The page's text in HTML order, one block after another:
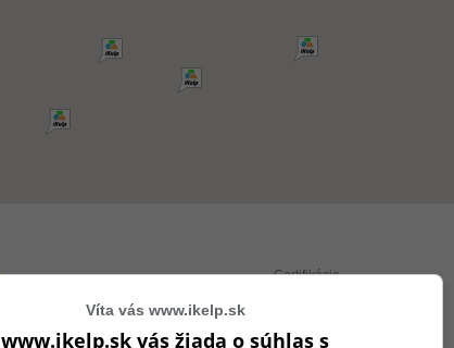
Certifikácie
Víta vás www.ikelp.sk
www.ikelp.sk vás žiada o súhlas s